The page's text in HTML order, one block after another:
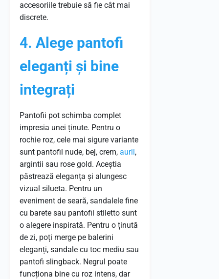
accesoriile trebuie să fie cât mai
discrete.
4. Alege pantofi
eleganți și bine
integrați
Pantofii pot schimba complet
impresia unei ținute. Pentru o
rochie roz, cele mai sigure variante
sunt pantofii nude, bej, crem, aurii,
argintii sau rose gold. Aceștia
păstrează eleganța și alungesc
vizual silueta. Pentru un
eveniment de seară, sandalele fine
cu barete sau pantofii stiletto sunt
o alegere inspirată. Pentru o ținută
de zi, poți merge pe balerini
eleganți, sandale cu toc mediu sau
pantofi slingback. Negrul poate
funcționa bine cu roz intens, dar